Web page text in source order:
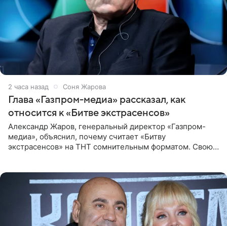
2 часа назад Соня Жарова
Глава «Газпром-медиа» рассказал, как
относится к «Битве экстрасенсов»
Александр Жаров, генеральный директор «Газпром-
медиа», объяснил, почему считает «Битву
экстрасенсов» на ТНТ сомнительным форматом. Свою